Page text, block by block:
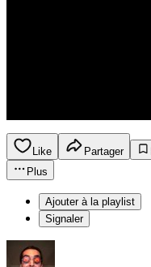
Like Partager
Plus
Ajouter à la playlist
Signaler